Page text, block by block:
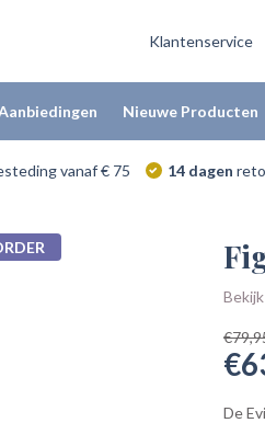
Klantenservice
Nieuwe Producten
vanaf € 75 14 dagen
De